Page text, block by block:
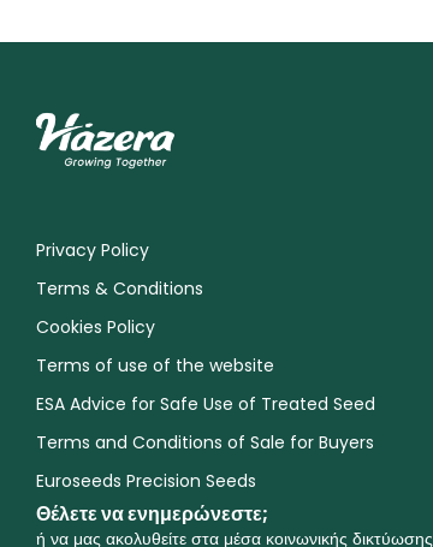
Privacy Policy
Terms & Conditions
Cookies Policy
Terms of use of the website
ESA Advice for Safe Use of Treated Seed
Terms and Conditions of Sale for Buyers
Euroseeds Precision Seeds
Θέλετε να ενημερώνεστε;
ή να μας ακολυθείτε στα μέσα κοινωνικής δικτύωσης